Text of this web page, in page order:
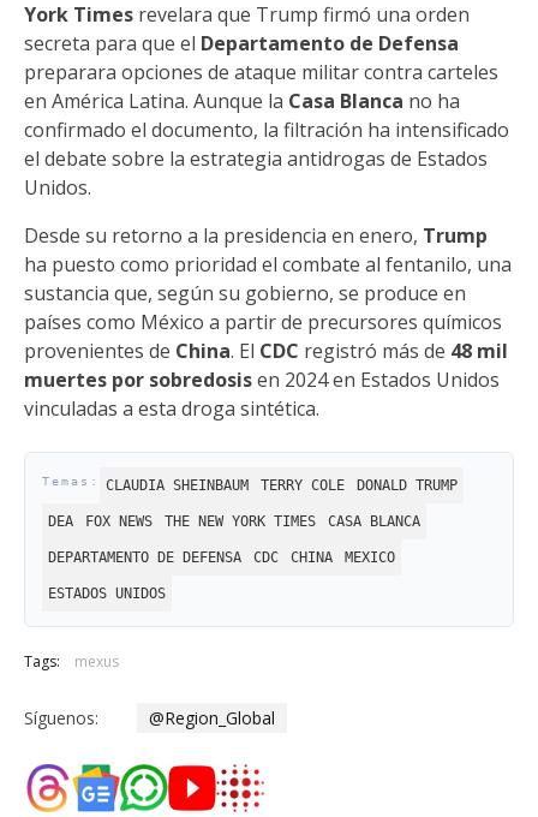
York Times revelara que Trump firmó una orden
secreta para que el Departamento de Defensa
preparara opciones de ataque militar contra carteles
en América Latina. Aunque la Casa Blanca no ha
confirmado el documento, la filtración ha intensificado
el debate sobre la estrategia antidrogas de Estados
Unidos.
Desde su retorno a la presidencia en enero, Trump
ha puesto como prioridad el combate al fentanilo, una
sustancia que, según su gobierno, se produce en
países como México a partir de precursores químicos
provenientes de China. El CDC registró más de 48 mil
muertes por sobredosisen 2024 en Estados Unidos
vinculadas a esta droga sintética.
CLAUDIA SHEINBAUM TERRY COLE DONALD TRUMP
DEA FOX NEWS THE NEW YORK TIMES CASA BLANCA
DEPARTAMENTO DE DEFENSA CDC CHINA MEXICO
ESTADOS UNIDOS
Tags: mexus
Síguenos: @Region_Global